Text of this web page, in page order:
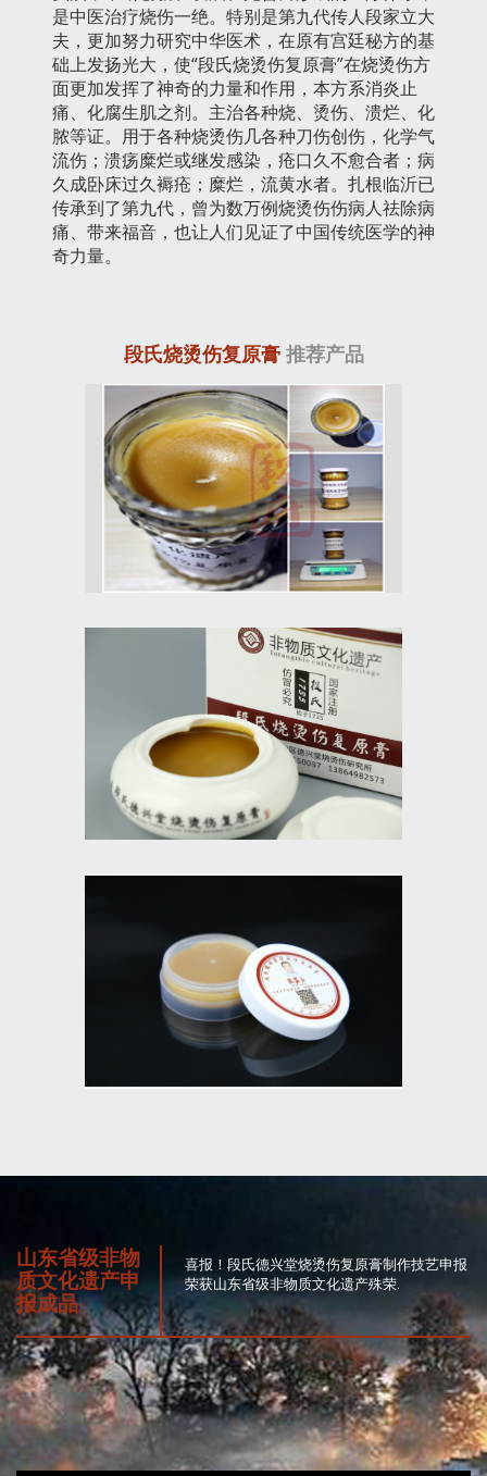
是中医治疗烧伤一绝。特别是第九代传人段家立大
夫，更加努力研究中华医术，在原有宫廷秘方的基
础上发扬光大，使“段氏烧烫伤复原膏”在烧烫伤方
面更加发挥了神奇的力量和作用，本方系消炎止
痛、化腐生肌之剂。主治各种烧、烫伤、溃烂、化
脓等证。用于各种烧烫伤几各种刀伤创伤，化学气
流伤；溃疡糜烂或继发感染，疮口久不愈合者；病
久成卧床过久褥疮；糜烂，流黄水者。扎根临沂已
传承到了第九代，曾为数万例烧烫伤伤病人祛除病
痛、带来福音，也让人们见证了中国传统医学的神
奇力量。
段氏烧烫伤复原膏推荐产品
山东省级非物
质文化遗产申
报成品
喜报！段氏德兴堂烧烫伤复原膏制作技艺申报
荣获山东省级非物质文化遗产殊荣.